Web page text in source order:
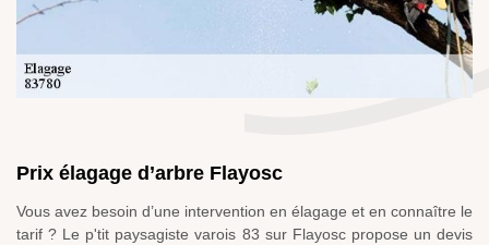
Prix élagage d’arbre Flayosc
Vous avez besoin d’une intervention en élagage et en connaître le
tarif ? Le p'tit paysagiste varois 83 sur Flayosc propose un devis